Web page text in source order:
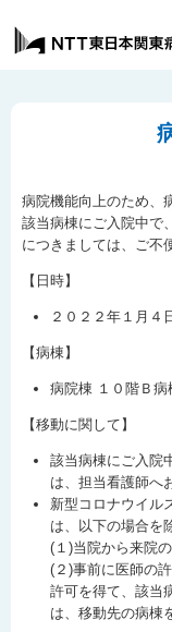
病院機能向上のため、
該当病棟にご入院中で
につきましては、ご不
【日時】
２０２２年１月４
【病棟】
病院棟 １０階Ｂ病
【移動に関して】
該当病棟にご入院
は、担当看護師へ
新型コロナウイル
は、以下の場合を
(１)当院から来院
(２)事前に医師の
許可を得て、該当
は、移動先の病棟